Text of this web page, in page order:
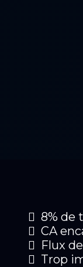
8% de
CA
Flux
Trop